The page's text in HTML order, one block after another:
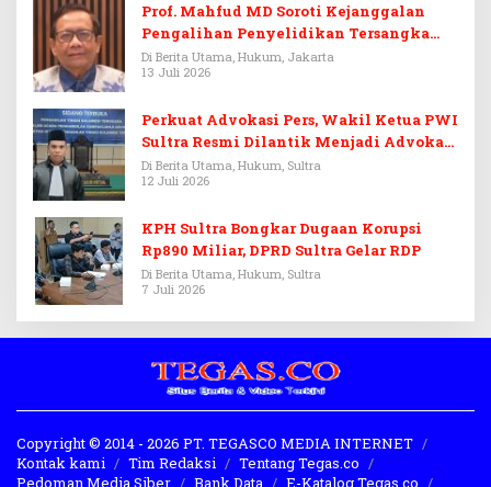
Prof. Mahfud MD Soroti Kejanggalan
Pengalihan Penyelidikan Tersangka
Febrie Adriansyah
Di Berita Utama, Hukum, Jakarta
13 Juli 2026
Perkuat Advokasi Pers, Wakil Ketua PWI
Sultra Resmi Dilantik Menjadi Advokat
PERADI
Di Berita Utama, Hukum, Sultra
12 Juli 2026
KPH Sultra Bongkar Dugaan Korupsi
Rp890 Miliar, DPRD Sultra Gelar RDP
Di Berita Utama, Hukum, Sultra
7 Juli 2026
Copyright © 2014 - 2026 PT. TEGASCO MEDIA INTERNET
Kontak kami
Tim Redaksi
Tentang Tegas.co
Pedoman Media Siber
Bank Data E-Katalog Tegas.co